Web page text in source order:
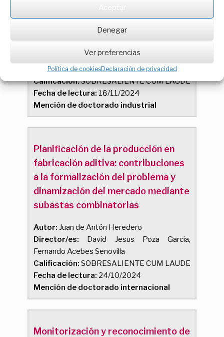
Denegar
Ver preferencias
Política de cookiesDeclaración de privacidad
entornos de alta competitividad y
Víctor Julio Romero Redondo
Director/es: Alberto Sanchez Lite
Calificación:SOBRESALIENTE CUM LAUDE
Fecha de lectura: 18/11/2024
Mención de doctorado industrial
Planificación de la producción en
fabricación aditiva: contribuciones
a la formalización del problema y
dinamización del mercado mediante
subastas combinatorias
Autor: Juan de Antón Heredero
Director/es: David Jesus Poza Garcia,
Fernando Acebes Senovilla
Calificación: SOBRESALIENTE CUM LAUDE
Fecha de lectura: 24/10/2024
Mención de doctorado internacional
Monitorización y reconocimiento de